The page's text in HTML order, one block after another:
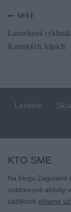
Navigácia
SPÄŤ
Lanovková
Karnských Alpách
Lezenie
KTO SME
Na blogu Zagurami
outdoorové aktivity
zážitkoch píšeme